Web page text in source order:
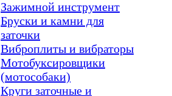
Зажимной инструмент
Бруски и камни для
заточки
Виброплиты и вибраторы
Мотобуксировщики
(мотособаки)
Круги заточные и